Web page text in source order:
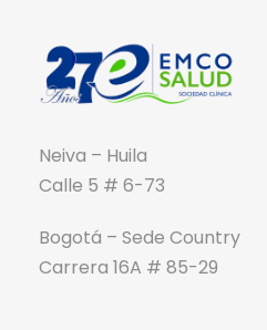
Neiva – Huila
Calle 5 # 6-73
Bogotá – Sede Country
Carrera 16A # 85-29